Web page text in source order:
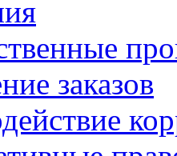
заказов